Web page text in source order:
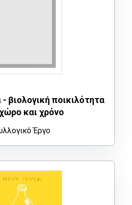
βιολογική ποικιλότητα
και χρόνο
Έργο